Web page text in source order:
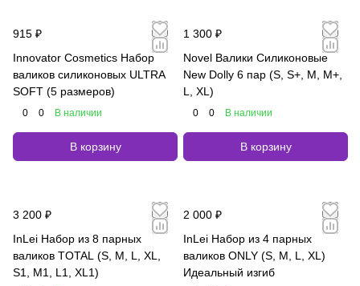
915 ₽
Innovator Cosmetics Набор
валиков силиконовых ULTRA
SOFT (5 размеров)
0 0 В наличии
В корзину
1 300 ₽
Novel Валики Силиконовые
New Dolly 6 пар (S, S+, M, M+,
L, XL)
0 0 В наличии
В корзину
3 200 ₽
InLei Набор из 8 парных
валиков TOTAL (S, M, L, XL,
S1, M1, L1, XL1)
2 000 ₽
InLei Набор из 4 парных
валиков ONLY (S, M, L, XL)
Идеальный изгиб